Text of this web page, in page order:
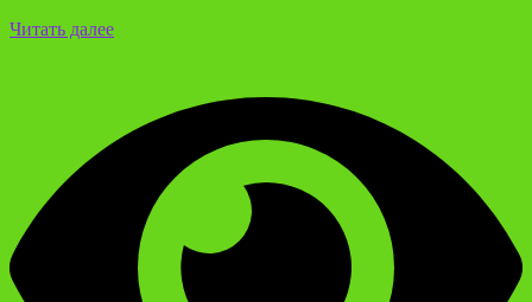
Читать далее